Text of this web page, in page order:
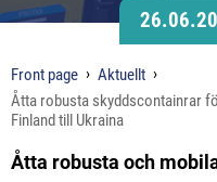
Front page
Aktuellt
Åtta robusta skyddscontainrar
Finland till Ukraina
Åtta robusta och